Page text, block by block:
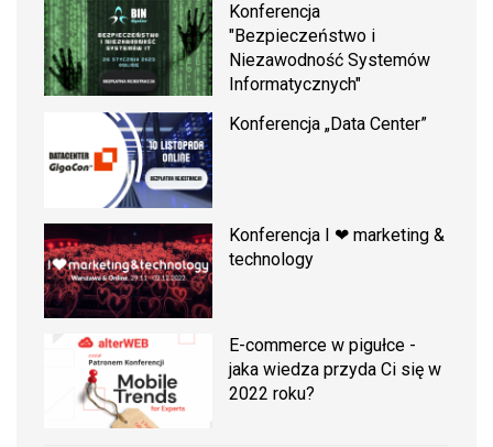
Konferencja
"Bezpieczeństwo i
Niezawodność Systemów
Informatycznych"
Konferencja „Data Center”
Konferencja I ❤ marketing &
technology
E-commerce w pigułce -
jaka wiedza przyda Ci się w
2022 roku?